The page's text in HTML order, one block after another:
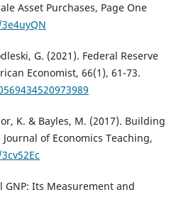
Asset Purchases, Page One
G. (2021). Federal Reserve
Economist, 66(1), 61-73.
K. & Bayles, M. (2017). Building
of Economics Teaching,
GNP: Its Measurement and